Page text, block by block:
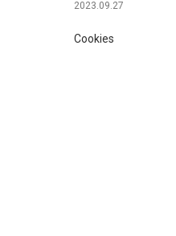
2023.09.27
Cookies